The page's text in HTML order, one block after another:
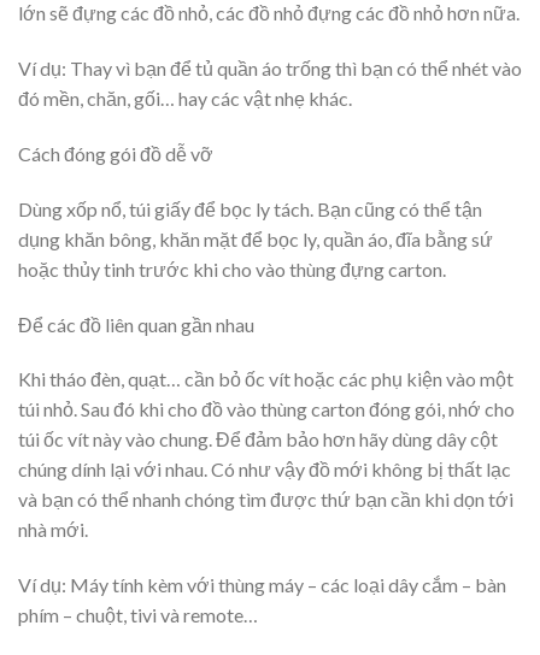
lớn sẽ đựng các đồ nhỏ, các đồ nhỏ đựng các đồ nhỏ hơn nữa.
Ví dụ: Thay vì bạn để tủ quần áo trống thì bạn có thể nhét vào
đó mền, chăn, gối… hay các vật nhẹ khác.
Cách đóng gói đồ dễ vỡ
Dùng xốp nổ, túi giấy để bọc ly tách. Bạn cũng có thể tận
dụng khăn bông, khăn mặt để bọc ly, quần áo, đĩa bằng sứ
hoặc thủy tinh trước khi cho vào thùng đựng carton.
Để các đồ liên quan gần nhau
Khi tháo đèn, quạt… cần bỏ ốc vít hoặc các phụ kiện vào một
túi nhỏ. Sau đó khi cho đồ vào thùng carton đóng gói, nhớ cho
túi ốc vít này vào chung. Để đảm bảo hơn hãy dùng dây cột
chúng dính lại với nhau. Có như vậy đồ mới không bị thất lạc
và bạn có thể nhanh chóng tìm được thứ bạn cần khi dọn tới
nhà mới.
Ví dụ: Máy tính kèm với thùng máy – các loại dây cắm – bàn
phím – chuột, tivi và remote…